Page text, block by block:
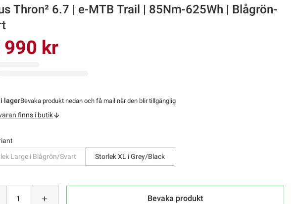
Thron² 6.7 | e-MTB Trail | 85Nm-625Wh | Blågrön-
990 kr
lagerBevaka produkt nedan och få mail när den blir tillgänglig
finns i butik
Large i Blågrön/Svart
Storlek XL i Grey/Black
Bevaka produkt